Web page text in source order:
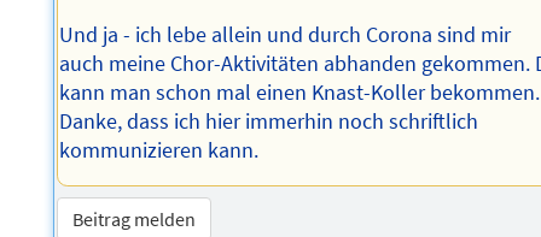
Und ja - ich lebe allein und durch Corona sind mir
auch meine Chor-Aktivitäten abhanden gekommen.
kann man schon mal einen Knast-Koller bekommen.
Danke, dass ich hier immerhin noch schriftlich
kommunizieren kann.
Beitrag melden